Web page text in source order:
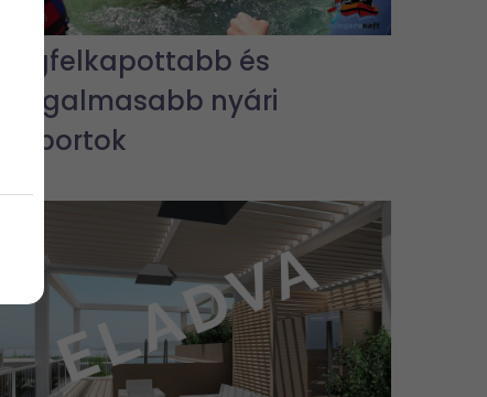
A legfelkapottabb és
legizgalmasabb nyári
vízisportok